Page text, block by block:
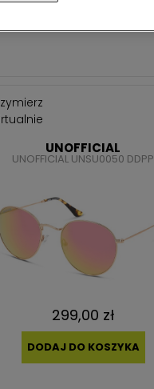
DODAJ DO KOSZYKA
UNOFFICIAL
UNOFFICIAL UNSU0050 DDPP
299,00 zł
DODAJ DO KOSZYKA